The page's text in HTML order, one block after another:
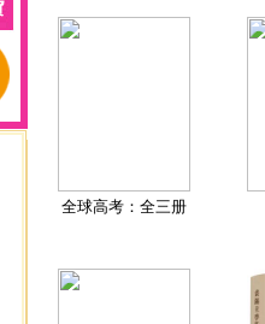
全球高考：全三册